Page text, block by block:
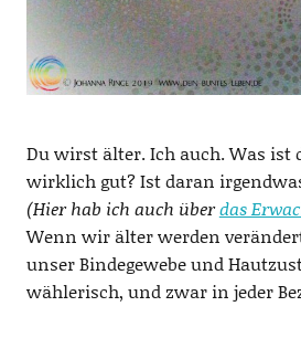
Du wirst älter. Ich auch. Was ist
wirklich gut? Ist daran
(Hier hab ich auch überdas
Wenn wir älter werden
unser Bindegewebe und
wählerisch, und zwar in jeder